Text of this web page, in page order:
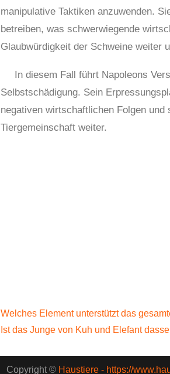
manipulative Taktiken anzuwenden.
betreiben, was schwerwiegende
Glaubwürdigkeit der Schweine weiter
In diesem Fall führt Napoleons
Selbstschädigung. Sein
negativen wirtschaftlichen Folgen
Tiergemeinschaft weiter.
Welches Element unterstützt das
Ist das Junge von Kuh und Elefant
Copyright © Haustiere - https://